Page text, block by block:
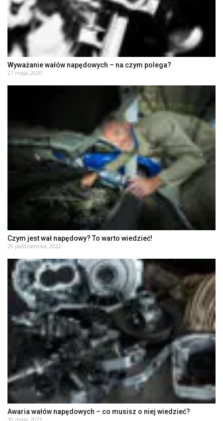
Wyważanie wałów napędowych – na czym polega?
21 maja, 2020
Czym jest wał napędowy? To warto wiedzieć!
26 października, 2022
Awaria wałów napędowych – co musisz o niej wiedzieć?
30 maja, 2021